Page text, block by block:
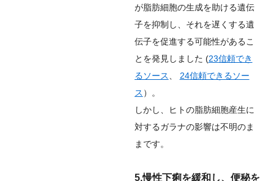
が脂肪細胞の生成を助ける遺伝
子を抑制し、それを遅くする遺
伝子を促進する可能性があるこ
とを発見しました (23信頼でき
るソース
24信頼できるソー
ス ）。
しかし、ヒトの脂肪細胞産生に
対するガラナの影響は不明のま
まです。
5.慢性下痢を緩和し、便秘を